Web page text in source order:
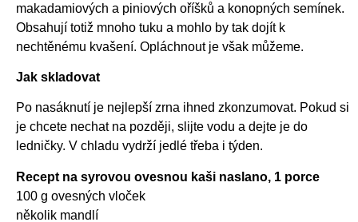
makadamiových a piniových oříšků a konopných semínek.
Obsahují totiž mnoho tuku a mohlo by tak dojít k
nechtěnému kvašení. Opláchnout je však můžeme.
Jak skladovat
Po nasáknutí je nejlepší zrna ihned zkonzumovat. Pokud si
je chcete nechat na později, slijte vodu a dejte je do
ledničky. V chladu vydrží jedlé třeba i týden.
Recept na syrovou ovesnou kaši naslano, 1 porce
100 g ovesných vloček
několik mandlí